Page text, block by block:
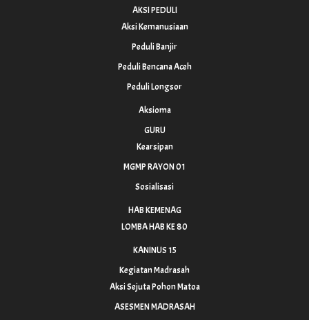
AKSI PEDULI
Aksi Kemanusiaan
Peduli Banjir
Peduli Bencana Aceh
Peduli Longsor
Aksioma
GURU
Kearsipan
MGMP RAYON 01
Sosialisasi
HAB KEMENAG
LOMBA HAB KE 80
KANINUS 15
Kegiatan Madrasah
Aksi Sejuta Pohon Matoa
ASESMEN MADRASAH